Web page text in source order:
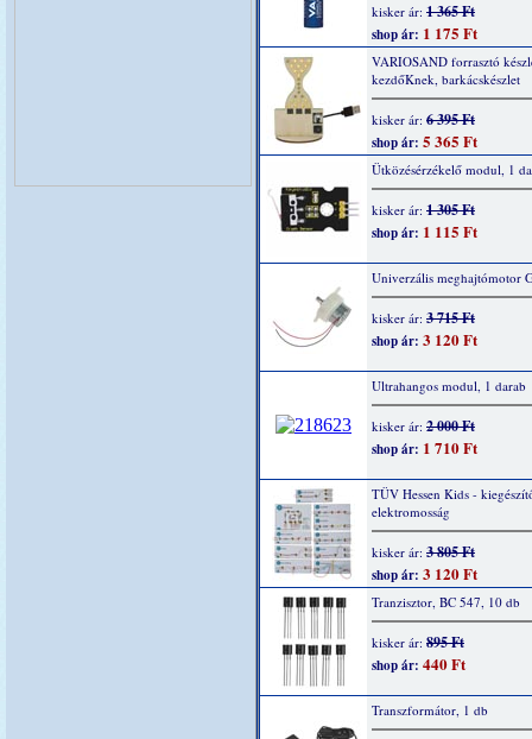
kisker ár: 1 365 Ft
shop ár: 1 175 Ft
VARIOSAND forrasztó
kezdőKnek, barkácskészlet
kisker ár: 6 395 Ft
shop ár: 5 365 Ft
Ütközésérzékelő modul, 1
kisker ár: 1 305 Ft
shop ár: 1 115 Ft
Univerzális meghajtómotor
kisker ár: 3 715 Ft
shop ár: 3 120 Ft
Ultrahangos modul, 1 darab
kisker ár: 2 000 Ft
shop ár: 1 710 Ft
TÜV Hessen Kids -
elektromosság
kisker ár: 3 805 Ft
shop ár: 3 120 Ft
Tranzisztor, BC 547, 10 db
kisker ár: 895 Ft
shop ár: 440 Ft
Transzformátor, 1 db